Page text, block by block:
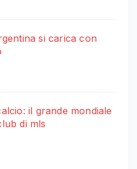
si carica con
il grande mondiale
di mls